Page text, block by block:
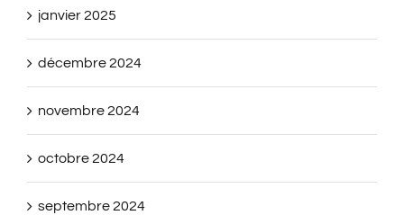
janvier 2025
décembre 2024
novembre 2024
octobre 2024
septembre 2024